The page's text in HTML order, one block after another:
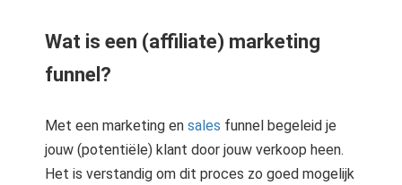
Wat is een (affiliate) marketing
funnel?
Met een marketing en sales funnel begeleid je
jouw (potentiële) klant door jouw verkoop heen.
Het is verstandig om dit proces zo goed mogelijk